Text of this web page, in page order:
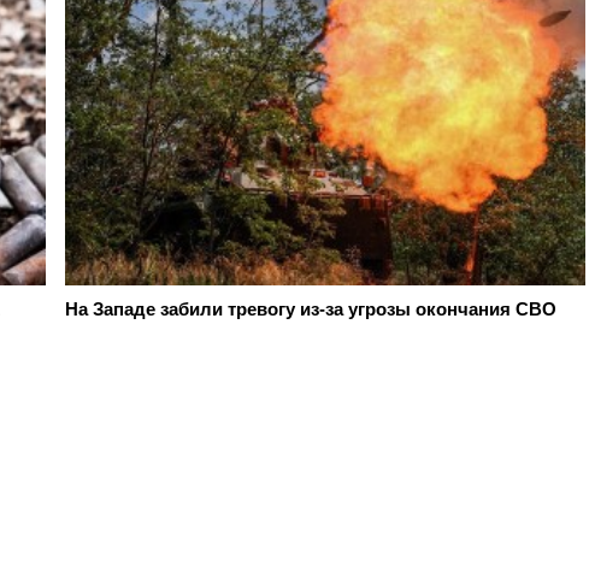
На Западе забили тревогу из-за угрозы окончания СВО